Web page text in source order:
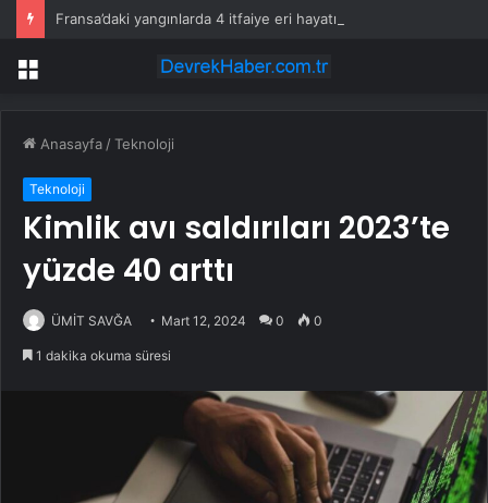
Fransa’daki yangınlarda 4 itfaiye eri hayatını kaybetti
Menü
Anasayfa /Teknoloji
Teknoloji
Kimlik avı saldırıları 2023’te
yüzde 40 arttı
ÜMİT SAVĞA Mart 12, 2024 0 0
1 dakika okuma süresi